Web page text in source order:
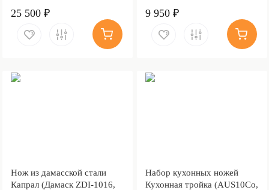
25 500 ₽ 9 950 ₽
Нож из дамасской стали
Капрал (Дамаск ZDI-1016,
Набор кухонных ножей
Кухонная тройка (AUS10Co,